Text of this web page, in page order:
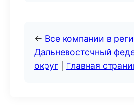
← Все компании в
Дальневосточный
округ
Главная